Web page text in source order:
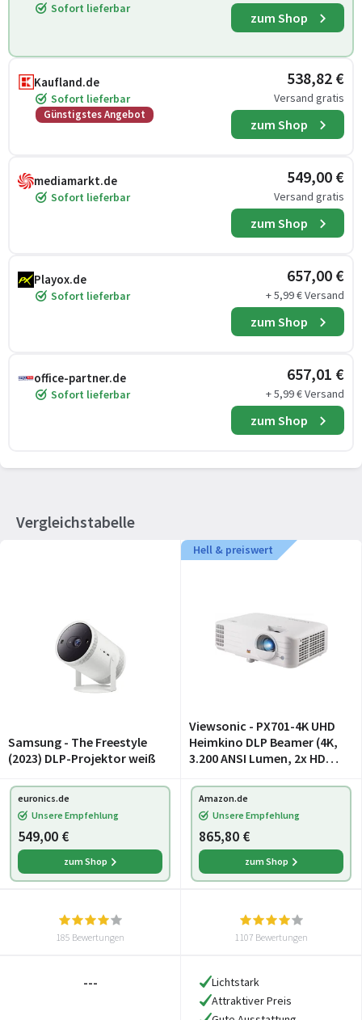
Sofort lieferbar
zum Shop
Kaufland.de
Sofort lieferbar
Günstigstes Angebot
538,82 €
Versand gratis
zum Shop
mediamarkt.de
Sofort lieferbar
549,00 €
Versand gratis
zum Shop
Playox.de
Sofort lieferbar
657,00 €
+ 5,99 € Versand
zum Shop
office-partner.de
Sofort lieferbar
657,01 €
+ 5,99 € Versand
zum Shop
Vergleichstabelle
Samsung - The Freestyle
(2023) DLP-Projektor weiß
Hell & preiswert
Viewsonic - PX701-4K UHD
Heimkino DLP Beamer (4K,
3.200 ANSI Lumen, 2x HDMI,
optischer Zoom, HDR)
Weiß
euronics.de
Unsere Empfehlung
549,00 €
zum Shop
Amazon.de
Unsere Empfehlung
865,80 €
zum Shop
185 Bewertungen 1107 Bewertungen
---
Lichtstark
Attraktiver Preis